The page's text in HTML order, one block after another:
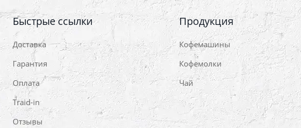
Быстрые ссылки
Доставка
Гарантия
Оплата
Traid-in
Отзывы
Продукция
Кофемашины
Кофемолки
Чай